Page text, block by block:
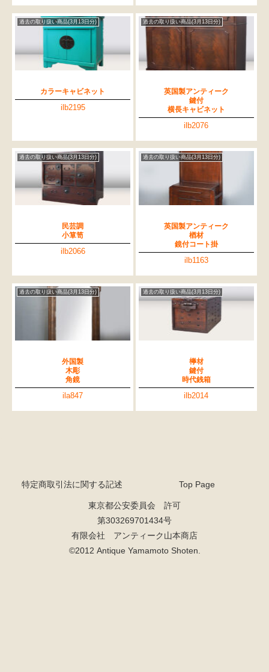
過去の取り扱い商品(3月13日分)
カラーキャビネット
ilb2195
過去の取り扱い商品(3月13日分)
英国製アンティーク
鍵付
横長キャビネット
ilb2076
過去の取り扱い商品(3月13日分)
民芸調
小箪笥
ilb2066
過去の取り扱い商品(3月13日分)
英国製アンティーク
楢材
鏡付コート掛
ilb1163
過去の取り扱い商品(3月13日分)
外国製
木彫
角鏡
ila847
過去の取り扱い商品(3月13日分)
﨔材
鍵付
時代銭箱
ilb2014
特定商取引法に関する記述 Top Page
東京都公安委員会 許可
第303269701434号
有限会社 アンティーク山本商店
©2012 Antique Yamamoto Shoten.
検索
松本民芸 水屋箪笥 踏台 2678 2990 箪笥